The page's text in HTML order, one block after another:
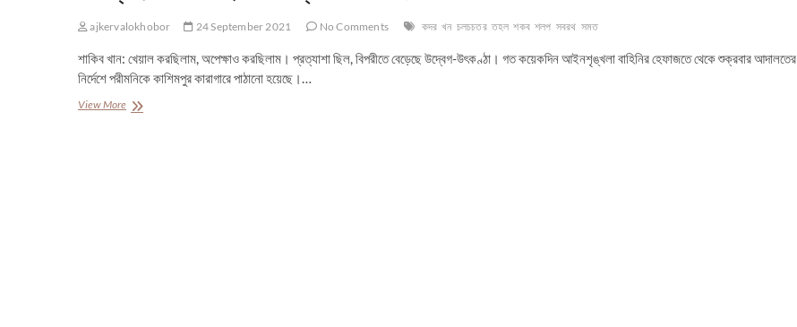
ajkervalokhobor 24 September 2021 No Comments কদর খন চলচচতর তহল শকব শলপ সবরথ সমত
শাকিব খান: খেয়াল করছিলাম, অপেক্ষাও করছিলাম। প্রত্যাশা ছিল, বিপরীতে বেড়েছে উদ্বেগ-উৎকণ্ঠা। গত কয়েকদিন আইনশৃঙ্খলা বাহিনির হেফাজতে থেকে শুক্রবার আদালতের
নির্দেশে পরীমনিকে কাশিমপুর কারাগারে পাঠানো হয়েছে।…
View Moreচলচ্চিত্র